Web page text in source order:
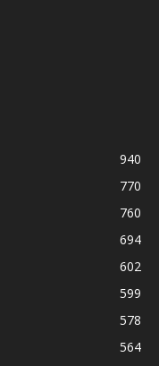
940
770
760
694
602
599
578
564